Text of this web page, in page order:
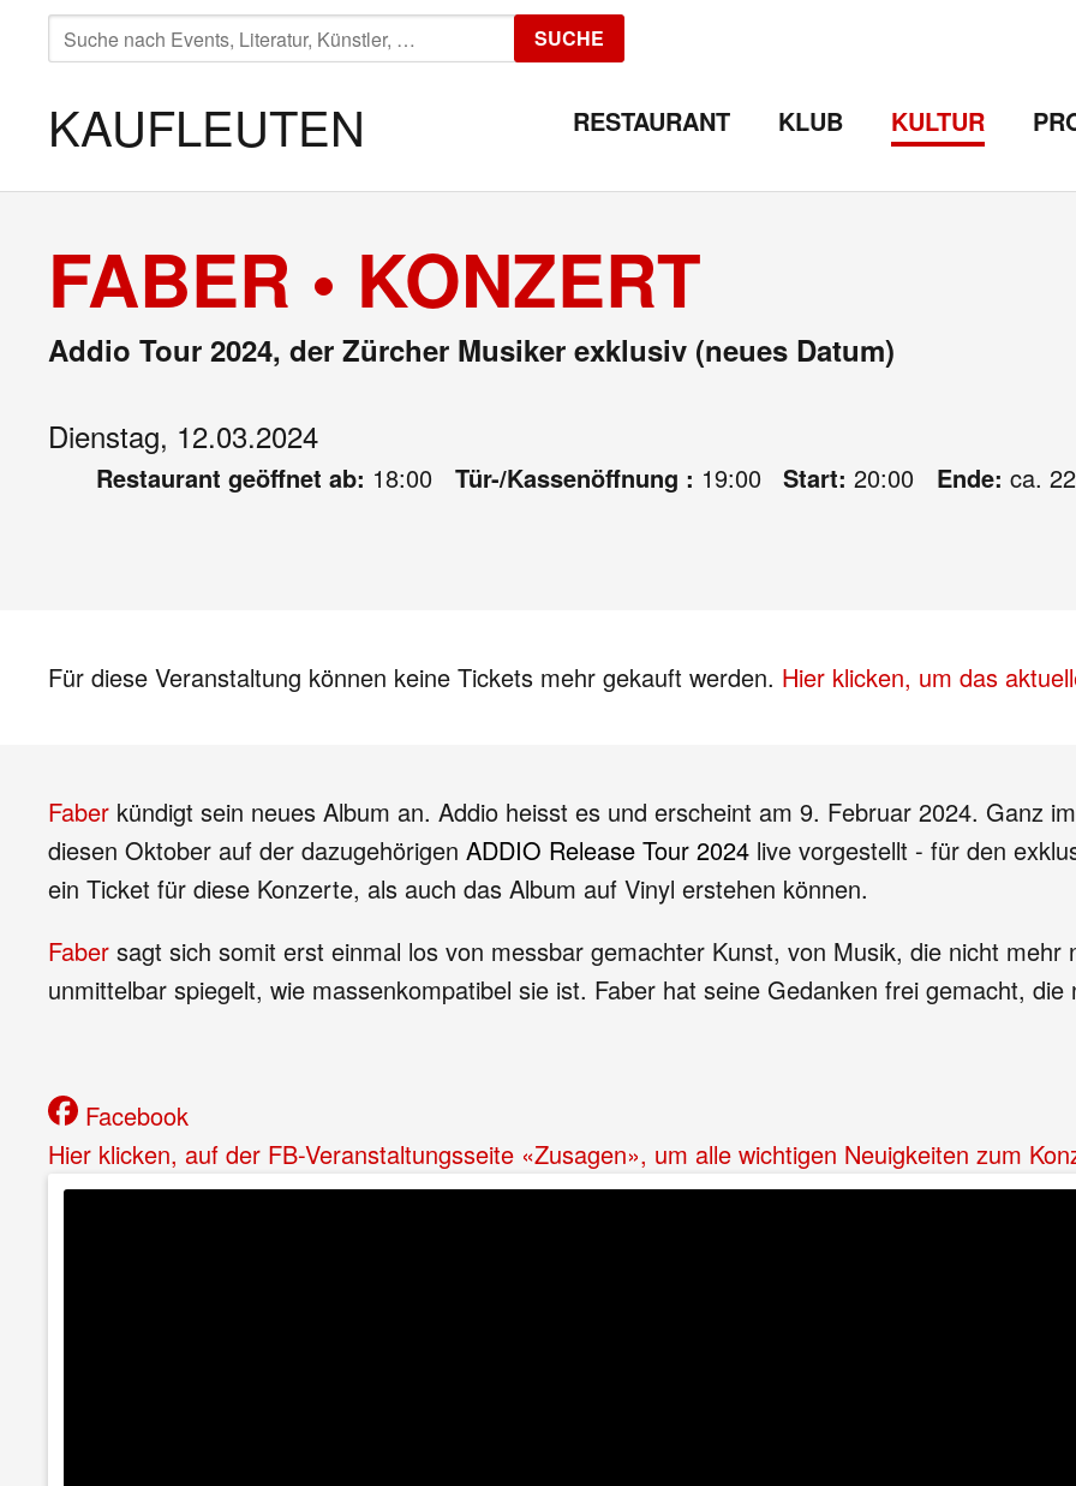
SUCHE
NACH:
SUCHE
KAUFLEUTEN RESTAURANT KLUB KULTUR
FABER • KONZERT
Addio Tour 2024, der Zürcher Musiker exklusiv (neues Datum)
Dienstag, 12.03.2024
Restaurant geöffnet ab: 18:00 Tür-/Kassenöffnung : 19:00 Start: 20:00 Ende: ca.
Für diese Veranstaltung können keine Tickets mehr gekauft werden. Hier klicken, um das
Faber kündigt sein neues Album an. Addio heisst es und erscheint am 9. Februar 2024. Ganz
diesen Oktober auf der dazugehörigen ADDIO Release Tour 2024 live vorgestellt - für den
ein Ticket für diese Konzerte, als auch das Album auf Vinyl erstehen können.
Faber sagt sich somit erst einmal los von messbar gemachter Kunst, von Musik, die nicht
unmittelbar spiegelt, wie massenkompatibel sie ist. Faber hat seine Gedanken frei gemacht,
Facebook
Hier klicken, auf der FB-Veranstaltungsseite «Zusagen», um alle wichtigen Neuigkeiten zum